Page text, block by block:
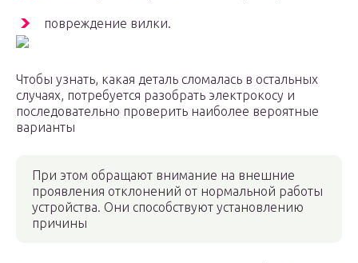
повреждение вилки.
Чтобы узнать, какая деталь сломалась в остальных
случаях, потребуется разобрать электрокосу и
последовательно проверить наиболее вероятные
варианты
При этом обращают внимание на внешние
проявления отклонений от нормальной работы
устройства. Они способствуют установлению
причины